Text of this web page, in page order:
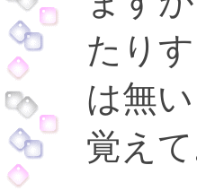
たり
は無
覚え